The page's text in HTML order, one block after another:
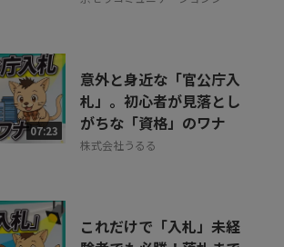
07:23
意外と身近な「官公庁入
札」。初心者が見落とし
がちな「資格」のワナ
株式会社うるる
これだけで「入札」未経